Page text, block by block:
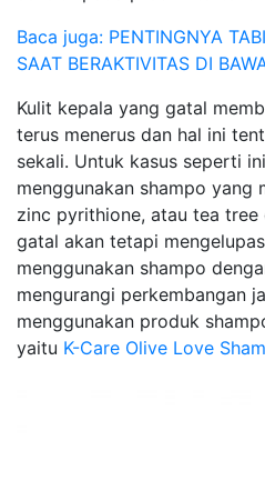
Baca juga: PENTINGNYA
SAAT BERAKTIVITAS DI
Kulit kepala yang gatal
terus menerus dan hal ini
sekali. Untuk kasus seperti
menggunakan shampo yang
zinc pyrithione, atau tea
gatal akan tetapi
menggunakan shampo
mengurangi perkembangan
menggunakan produk
yaitu K-Care Olive Love